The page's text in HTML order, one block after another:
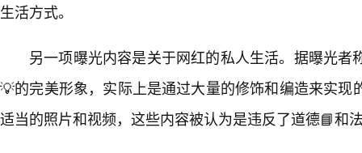
生活方式。
另一项曝光内容是关于网红的私人生活。据曝光者
💡的完美形象，实际上是通过大量的修饰和编造来实现
适当的照片和视频，这些内容被认为是违反了道德📘和